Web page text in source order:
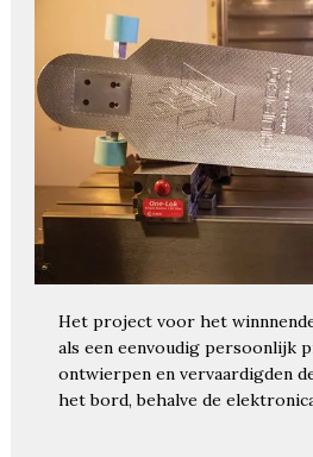
Het project voor het
als een eenvoudig persoonlijk
ontwierpen en vervaardigden
het bord, behalve de